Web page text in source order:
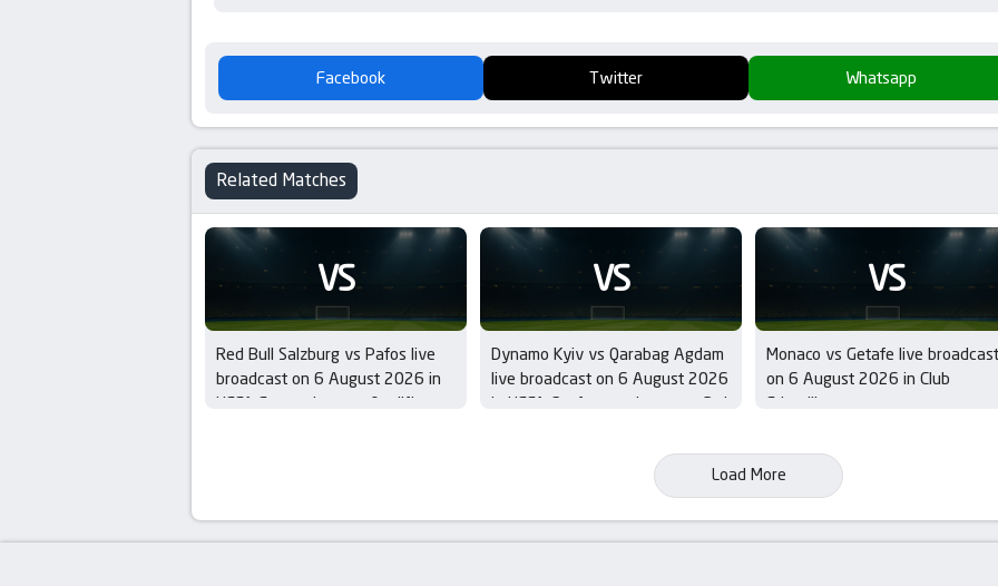
Facebook Twitter Whatsapp
Related Matches
VS
Red Bull Salzburg vs Pafos live
broadcast on 6 August 2026 in
UEFA Europa League Qualifiers –
VS
Dynamo Kyiv vs Qarabag Agdam
live broadcast on 6 August 2026
in UEFA Conference League – 3rd
VS
Monaco vs Getafe live broadcast
on 6 August 2026 in Club
Friendlies
Load More